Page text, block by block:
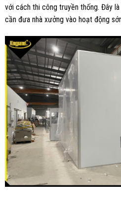
với cách thi công truyền thống. Đây
cần đưa nhà xưởng vào hoạt động